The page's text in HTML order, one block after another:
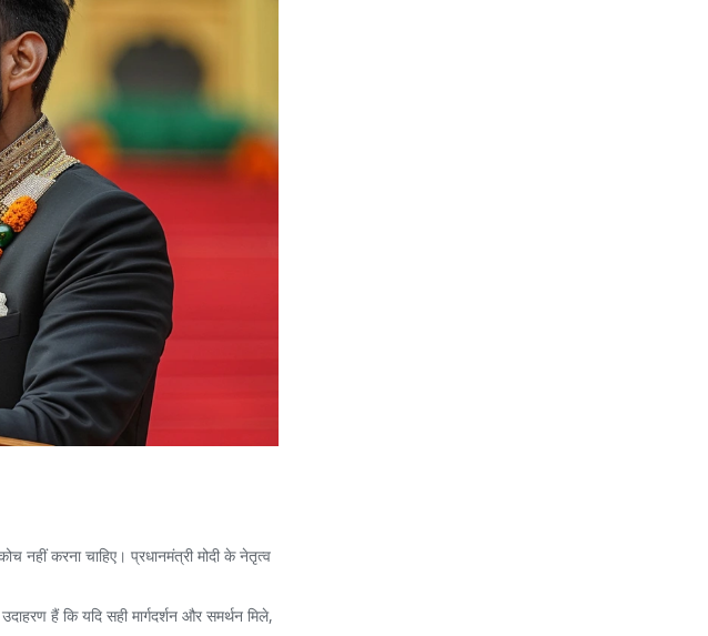
नहीं करना चाहिए। प्रधानमंत्री मोदी के नेतृत्व
हैं कि यदि सही मार्गदर्शन और समर्थन मिले,